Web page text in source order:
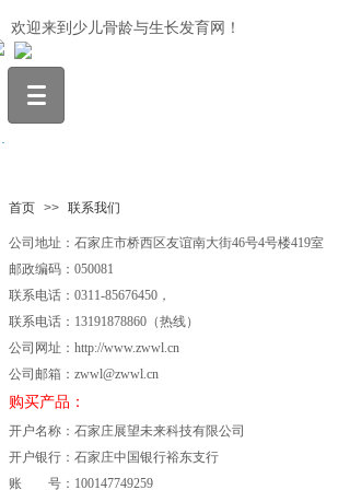
欢迎来到少儿骨龄与生长发育网！
首页 >> 联系我们
公司地址：石家庄市桥西区友谊南大街46号4号楼419室
邮政编码：050081
联系电话：0311-85676450，
联系电话：13191878860（热线）
公司网址：http://www.zwwl.cn
公司邮箱：zwwl@zwwl.cn
购买产品：
开户名称：石家庄展望未来科技有限公司
开户银行：石家庄中国银行裕东支行
账 号：100147749259